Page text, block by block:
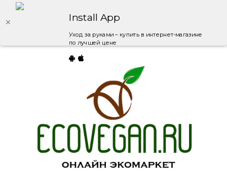
Install App
Уход за руками – купить в интернет-магазине
по лучшей цене